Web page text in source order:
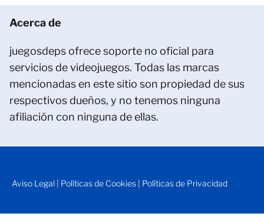
Acerca de
juegosdeps ofrece soporte no oficial para
servicios de videojuegos. Todas las marcas
mencionadas en este sitio son propiedad de sus
respectivos dueños, y no tenemos ninguna
afiliación con ninguna de ellas.
Aviso Legal Políticas de Cookies Políticas de Privacidad